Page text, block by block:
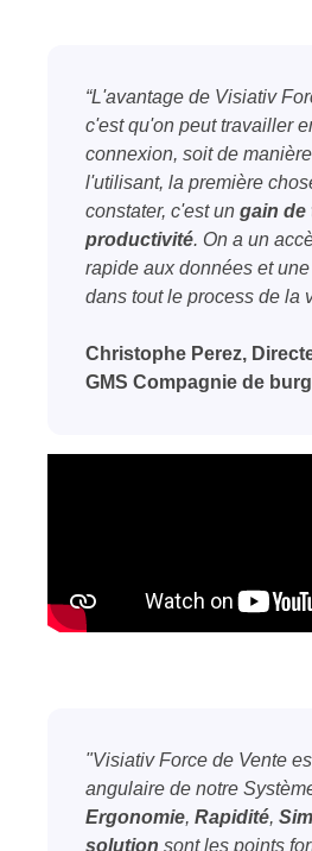
“L'avantage de Visiativ
c'est qu'on peut travailler
connexion, soit de
l'utilisant, la première
constater, c'est un gain de
productivité. On a un
rapide aux données et
dans tout le process de la
Christophe Perez,
GMS Compagnie de
"Visiativ Force de Vente
angulaire de notre
Ergonomie, Rapidité,
solution sont les points